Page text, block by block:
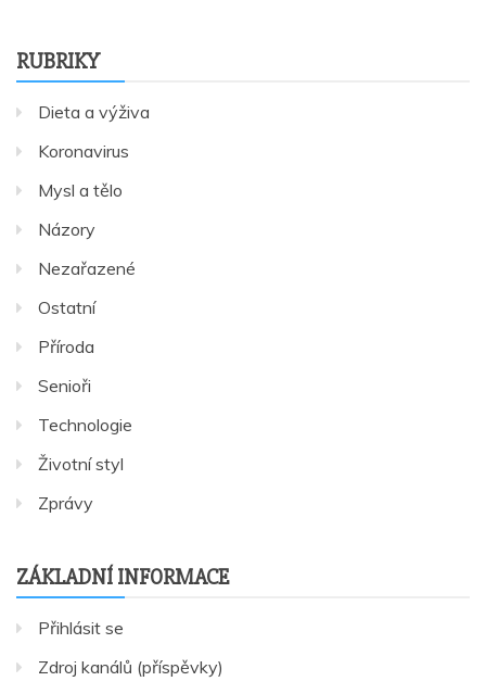
RUBRIKY
Dieta a výživa
Koronavirus
Mysl a tělo
Názory
Nezařazené
Ostatní
Příroda
Senioři
Technologie
Životní styl
Zprávy
ZÁKLADNÍ INFORMACE
Přihlásit se
Zdroj kanálů (příspěvky)